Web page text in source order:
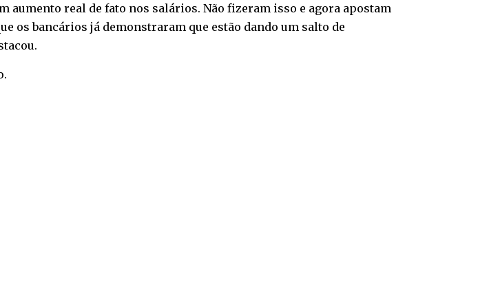
real de fato nos salários. Não fizeram isso e agora apostam
os bancários já demonstraram que estão dando um salto de